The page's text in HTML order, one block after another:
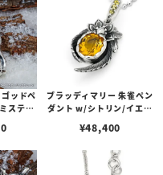
ッドペ
スティ
ブラッディマリー 朱雀ペン
ダント w/シトリン/イエロ
¥48,400